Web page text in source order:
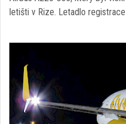
letišti v Rize. Letadlo